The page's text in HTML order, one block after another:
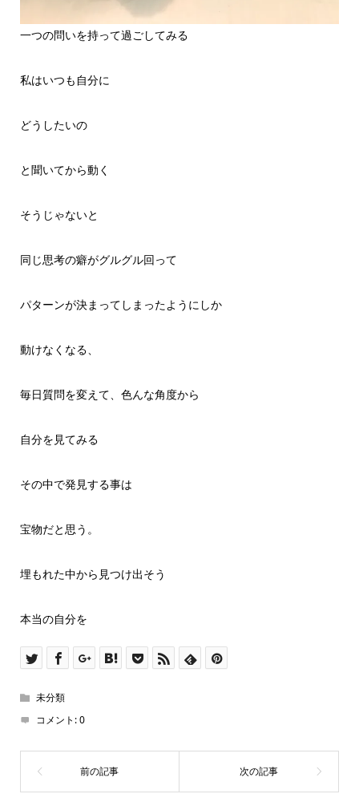
一つの問いを持って過ごしてみる
私はいつも自分に
どうしたいの
と聞いてから動く
そうじゃないと
同じ思考の癖がグルグル回って
パターンが決まってしまったようにしか
動けなくなる、
毎日質問を変えて、色んな角度から
自分を見てみる
その中で発見する事は
宝物だと思う。
埋もれた中から見つけ出そう
本当の自分を
未分類
コメント:0